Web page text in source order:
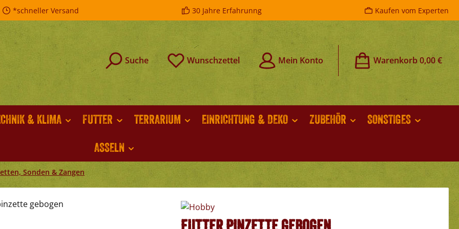
*schneller Versand 30 Jahre Erfahrunng Kaufen vom Experten
Suche Wunschzettel Mein Konto Warenkorb0,00 €
& KLIMA FUTTER TERRARIUM EINRICHTUNG & DEKO ZUBEHÖR
SONSTIGES
ASSELN
Sonden & Zangen